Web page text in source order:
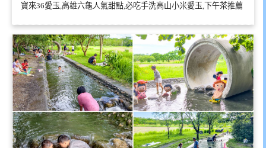
寶來36愛玉,高雄六龜人氣甜點,必吃手洗高山小米愛玉,下午茶推薦